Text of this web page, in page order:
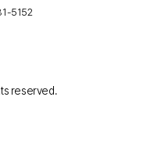
5152
reserved.